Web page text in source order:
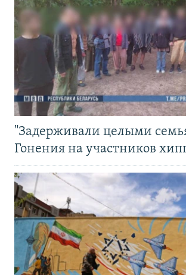
"Задерживали целыми
Гонения на участников